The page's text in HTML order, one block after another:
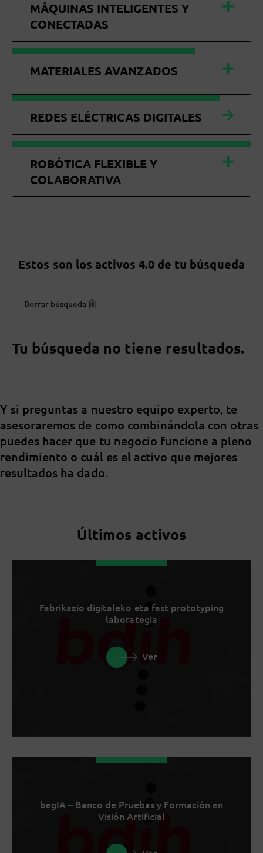
MÁQUINAS INTELIGENTES Y
CONECTADAS
MATERIALES AVANZADOS
REDES ELÉCTRICAS DIGITALES
ROBÓTICA FLEXIBLE Y
COLABORATIVA
Estos son los activos 4.0 de tu búsqueda
Borrar búsqueda
Tu búsqueda no tiene resultados.
Y si preguntas a nuestro equipo experto, te
asesoraremos de como combinándola con otras
puedes hacer que tu negocio funcione a pleno
rendimiento o cuál es el activo que mejores
resultados ha dado.
Últimos activos
Fabrikazio digitaleko eta fast prototyping
laborategia
Ver
begIA – Banco de Pruebas y Formación en
Visión Artificial